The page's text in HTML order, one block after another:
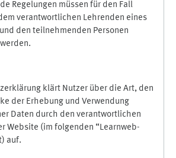
Regelungen müssen für den Fall
verantwortlichen Lehrenden eines
den teilnehmenden Personen
klärt Nutzer über die Art, den
der Erhebung und Verwendung
Daten durch den verantwortlichen
Website (im folgenden “Learnweb-
auf.